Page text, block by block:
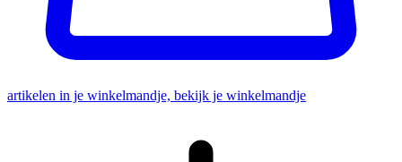
artikelen in je winkelmandje, bekijk je winkelmandje